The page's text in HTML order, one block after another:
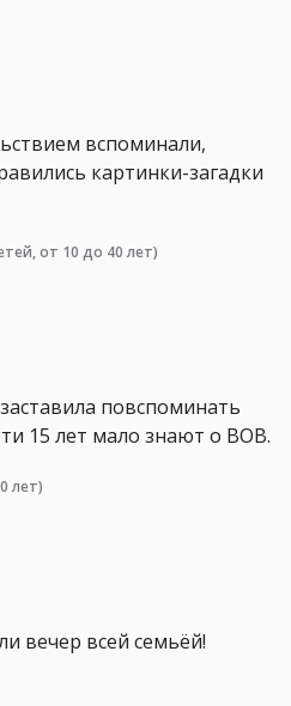
вспоминали,
картинки-загадки
от 10 до 40 лет)
повспоминать
15 лет мало знают о ВОВ.
лет)
вечер всей семьёй!